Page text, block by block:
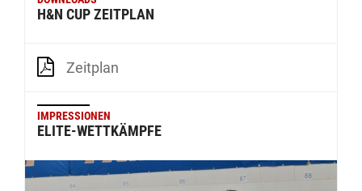
H&N CUP ZEITPLAN
Zeitplan
IMPRESSIONEN
ELITE-WETTKÄMPFE